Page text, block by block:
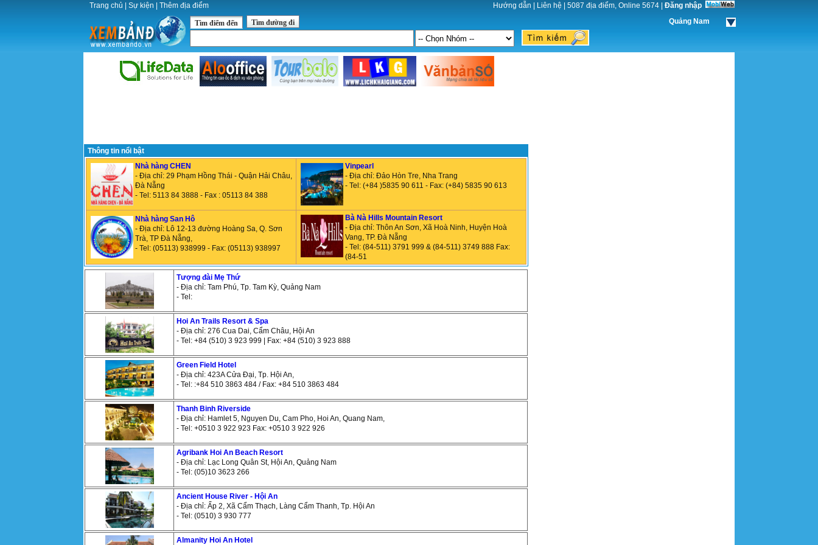
Trang chủ Sự kiện Thêm địa điểm Hướng dẫn Liên hệ 5087 địa điểm, Online 5674
Đăng nhập
Quảng Nam
Tìm điểm đến Tìm đường đi
Thông tin nổi bật
Nhà hàng CHEN
- Địa chỉ: 29 Phạm Hồng Thái - Quận Hải Châu,
Đà Nẵng
- Tel: 5113 84 3888 - Fax : 05113 84 388
Vinpearl
- Địa chỉ: Đảo Hòn Tre, Nha Trang
- Tel: (+84 )5835 90 611 - Fax: (+84) 5835 90 613
Nhà hàng San Hô
- Địa chỉ: Lô 12-13 đường Hoàng Sa, Q. Sơn
Trà, TP Đà Nẵng,
- Tel: (05113) 938999 - Fax: (05113) 938997
Bà Nà Hills Mountain Resort
- Địa chỉ: Thôn An Sơn, Xã Hoà Ninh, Huyện Hoà
Vang, TP. Đà Nẵng
- Tel: (84-511) 3791 999 & (84-511) 3749 888 Fax:
(84-51
Tượng đài Mẹ Thứ
- Địa chỉ: Tam Phú, Tp. Tam Kỳ, Quảng Nam
- Tel:
Hoi An Trails Resort & Spa
- Địa chỉ: 276 Cua Dai, Cẩm Châu, Hội An
- Tel: +84 (510) 3 923 999 | Fax: +84 (510) 3 923 888
Green Field Hotel
- Địa chỉ: 423A Cửa Đại, Tp. Hội An,
- Tel: :+84 510 3863 484 / Fax: +84 510 3863 484
Thanh Binh Riverside
- Địa chỉ: Hamlet 5, Nguyen Du, Cam Pho, Hoi An, Quang Nam,
- Tel: +0510 3 922 923 Fax: +0510 3 922 926
Agribank Hoi An Beach Resort
- Địa chỉ: Lạc Long Quân St, Hội An, Quảng Nam
- Tel: (05)10 3623 266
Ancient House River - Hội An
- Địa chỉ: Ấp 2, Xã Cẩm Thạch, Làng Cẩm Thanh, Tp. Hội An
- Tel: (0510) 3 930 777
Almanity Hoi An Hotel